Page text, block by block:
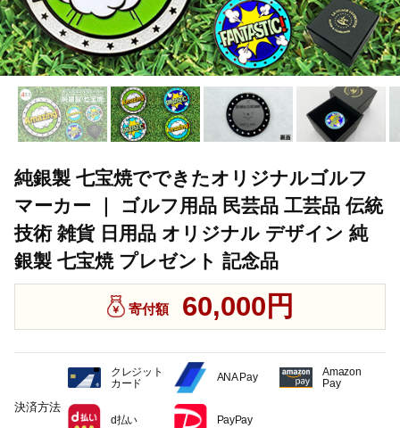
純銀製 七宝焼でできたオリジナルゴルフ
マーカー ｜ ゴルフ用品 民芸品 工芸品 伝統
技術 雑貨 日用品 オリジナル デザイン 純
銀製 七宝焼 プレゼント 記念品
寄付額 60,000円
決済方法
クレジット
カード
ANA Pay
Amazon
Pay
d払い PayPay